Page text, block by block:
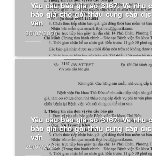
Yêu cầu báo giá số 3167: Về nhu
báo giá cho gói thầu cung cấp
vấn
30/07/2026
Yêu cầu báo giá số 3167: Về nhu
báo giá cho gói thầu cung cấp
vấn
29/07/2026